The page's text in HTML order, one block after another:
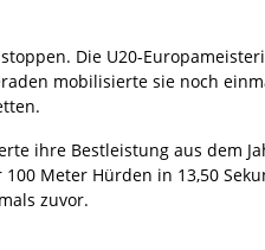
Die U20-
mobilisierte sie noch
ihre Bestleistung aus dem
Meter Hürden in 13,50
zuvor.